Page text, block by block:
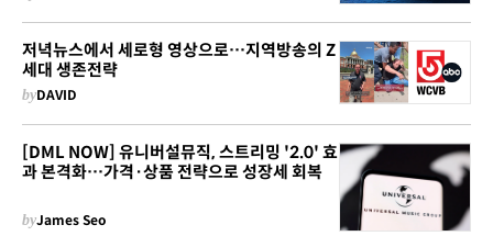
저녁뉴스에서 세로형 영상으로…지역방송의 Z
세대 생존전략
byDAVID
[DML NOW] 유니버설뮤직, 스트리밍 '2.0' 효
과 본격화…가격·상품 전략으로 성장세 회복
byJames Seo